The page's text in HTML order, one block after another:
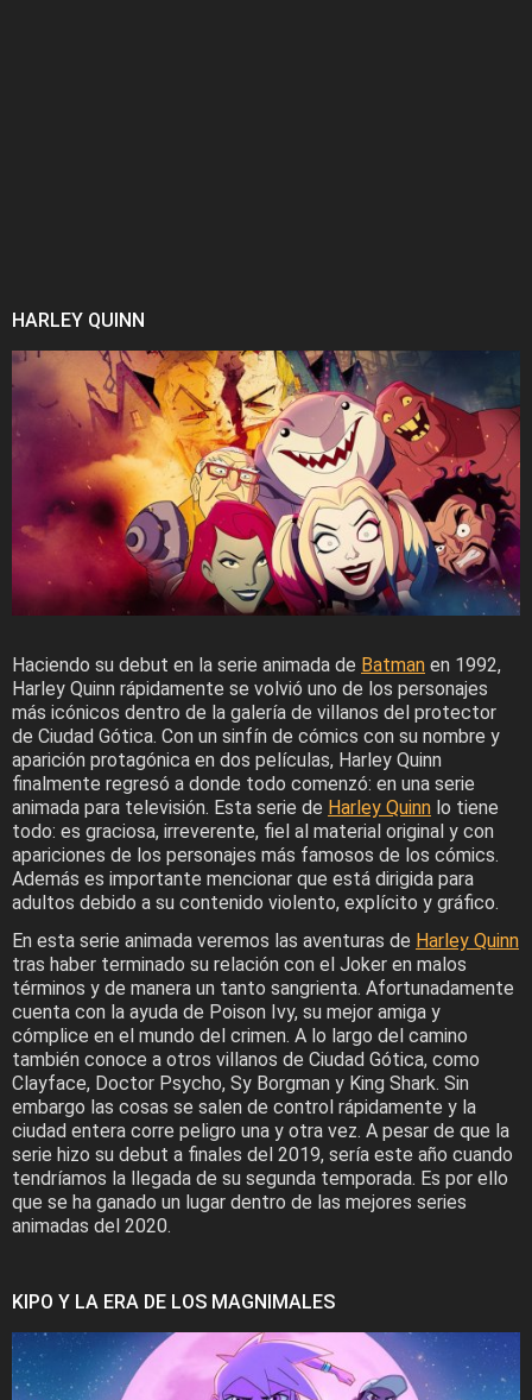
HARLEY QUINN
Haciendo su debut en la serie animada de Batman en 1992,
Harley Quinn rápidamente se volvió uno de los personajes
más icónicos dentro de la galería de villanos del protector
de Ciudad Gótica. Con un sinfín de cómics con su nombre y
aparición protagónica en dos películas, Harley Quinn
finalmente regresó a donde todo comenzó: en una serie
animada para televisión. Esta serie de Harley Quinn lo tiene
todo: es graciosa, irreverente, fiel al material original y con
apariciones de los personajes más famosos de los cómics.
Además es importante mencionar que está dirigida para
adultos debido a su contenido violento, explícito y gráfico.
En esta serie animada veremos las aventuras de Harley Quinn
tras haber terminado su relación con el Joker en malos
términos y de manera un tanto sangrienta. Afortunadamente
cuenta con la ayuda de Poison Ivy, su mejor amiga y
cómplice en el mundo del crimen. A lo largo del camino
también conoce a otros villanos de Ciudad Gótica, como
Clayface, Doctor Psycho, Sy Borgman y King Shark. Sin
embargo las cosas se salen de control rápidamente y la
ciudad entera corre peligro una y otra vez. A pesar de que la
serie hizo su debut a finales del 2019, sería este año cuando
tendríamos la llegada de su segunda temporada. Es por ello
que se ha ganado un lugar dentro de las mejores series
animadas del 2020.
KIPO Y LA ERA DE LOS MAGNIMALES